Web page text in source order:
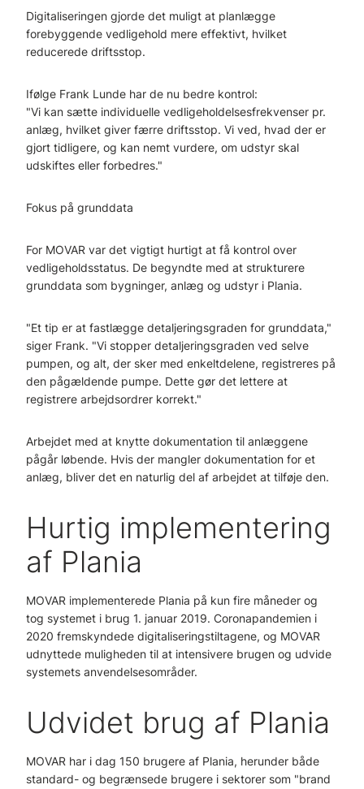
Digitaliseringen gjorde det muligt at planlægge
forebyggende vedligehold mere effektivt, hvilket
reducerede driftsstop.
Ifølge Frank Lunde har de nu bedre kontrol:
"Vi kan sætte individuelle vedligeholdelsesfrekvenser pr.
anlæg, hvilket giver færre driftsstop. Vi ved, hvad der er
gjort tidligere, og kan nemt vurdere, om udstyr skal
udskiftes eller forbedres."
Fokus på grunddata
For MOVAR var det vigtigt hurtigt at få kontrol over
vedligeholdsstatus. De begyndte med at strukturere
grunddata som bygninger, anlæg og udstyr i Plania.
"Et tip er at fastlægge detaljeringsgraden for grunddata,"
siger Frank. "Vi stopper detaljeringsgraden ved selve
pumpen, og alt, der sker med enkeltdelene, registreres på
den pågældende pumpe. Dette gør det lettere at
registrere arbejdsordrer korrekt."
Arbejdet med at knytte dokumentation til anlæggene
pågår løbende. Hvis der mangler dokumentation for et
anlæg, bliver det en naturlig del af arbejdet at tilføje den.
Hurtig implementering
af Plania
MOVAR implementerede Plania på kun fire måneder og
tog systemet i brug 1. januar 2019. Coronapandemien i
2020 fremskyndede digitaliseringstiltagene, og MOVAR
udnyttede muligheden til at intensivere brugen og udvide
systemets anvendelsesområder.
Udvidet brug af Plania
MOVAR har i dag 150 brugere af Plania, herunder både
standard- og begrænsede brugere i sektorer som "brand